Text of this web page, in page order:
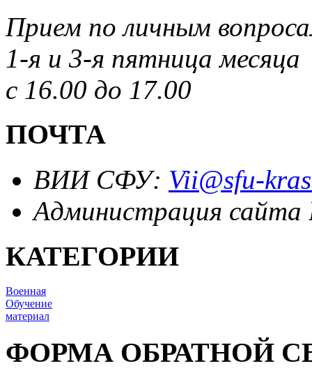
Прием по личным
1-я и 3-я пятница месяца
с 16.00 до 17.00
ПОЧТА
ВИИ СФУ: Vii@sfu-
Администрация
КАТЕГОРИИ
Военная
Обучение
материал
ФОРМА ОБРАТНОЙ